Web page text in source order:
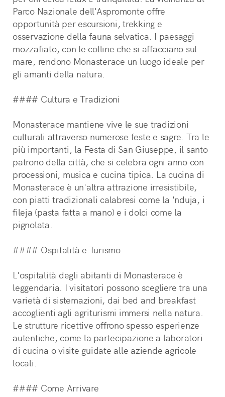
Parco Nazionale dell'Aspromonte offre
opportunità per escursioni, trekking e
osservazione della fauna selvatica. I paesaggi
mozzafiato, con le colline che si affacciano sul
mare, rendono Monasterace un luogo ideale per
gli amanti della natura.
#### Cultura e Tradizioni
Monasterace mantiene vive le sue tradizioni
culturali attraverso numerose feste e sagre. Tra le
più importanti, la Festa di San Giuseppe, il santo
patrono della città, che si celebra ogni anno con
processioni, musica e cucina tipica. La cucina di
Monasterace è un'altra attrazione irresistibile,
con piatti tradizionali calabresi come la 'nduja, i
fileja (pasta fatta a mano) e i dolci come la
pignolata.
#### Ospitalità e Turismo
L'ospitalità degli abitanti di Monasterace è
leggendaria. I visitatori possono scegliere tra una
varietà di sistemazioni, dai bed and breakfast
accoglienti agli agriturismi immersi nella natura.
Le strutture ricettive offrono spesso esperienze
autentiche, come la partecipazione a laboratori
di cucina o visite guidate alle aziende agricole
locali.
#### Come Arrivare